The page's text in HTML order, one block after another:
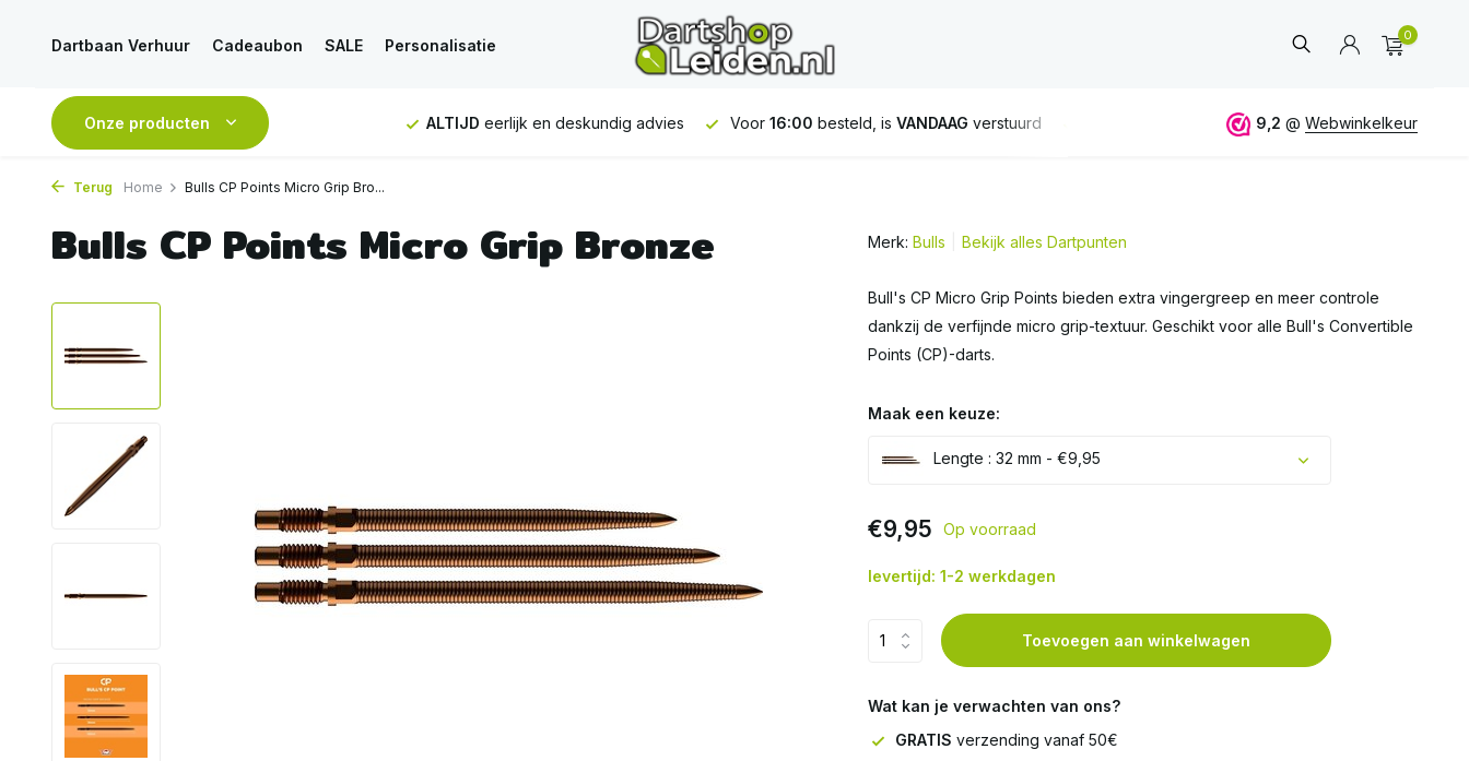
Dartbaan Verhuur Cadeaubon SALE Personalisatie
0
Onze producten
GRATISverzending vanaf 50€ eerlijk en deskundig advies Voor16:00 besteld, isVANDAAG verstuurd GRATIS ALTIJDeerlijk en deskundig
9,2 @ Webwinkelkeur
Terug Home Bulls CP Points Micro Grip Bro...
Bulls CP Points Micro Grip Bronze Merk: Bulls Bekijk alles Dartpunten
Bull's CP Micro Grip Points bieden extra vingergreep en meer controle
dankzij de verfijnde micro grip-textuur. Geschikt voor alle Bull's Convertible
Points (CP)-darts.
Maak een keuze:
Lengte : 32 mm - €9,95
€9,95 Op voorraad
levertijd: 1-2 werkdagen
Toevoegen aan winkelwagen
Wat kan je verwachten van ons?
GRATIS verzending vanaf 50€